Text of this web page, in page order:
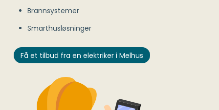
Brannsystemer
Smarthusløsninger
Få et tilbud fra en elektriker i Melhus